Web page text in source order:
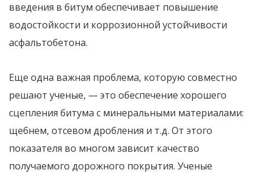
введения в битум обеспечивает повышение
водостойкости и коррозионной устойчивости
асфальтобетона.
Еще одна важная проблема, которую совместно
решают ученые, — это обеспечение хорошего
сцепления битума с минеральными материалами:
щебнем, отсевом дробления и т.д. От этого
показателя во многом зависит качество
получаемого дорожного покрытия. Ученые